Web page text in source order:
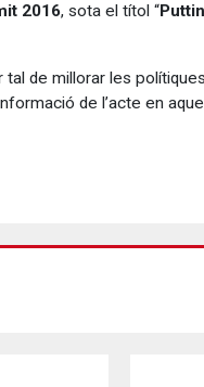
2016, sota el títol “
tal de millorar les
de l’acte en